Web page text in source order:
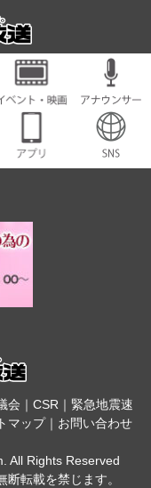
会 ｜ CSR｜ 緊急地震速
マップ｜ お問い合わせ
All Rights Reserved
転載を禁じます。